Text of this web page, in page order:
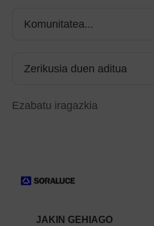
Ezabatu iragazkia
JAKIN GEHIAGO